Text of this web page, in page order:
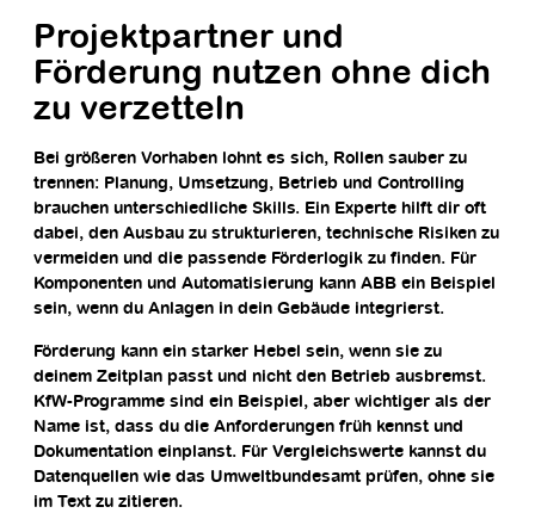
Projektpartner und
Förderung nutzen ohne dich
zu verzetteln
Bei größeren Vorhaben lohnt es sich, Rollen sauber zu
trennen: Planung, Umsetzung, Betrieb und Controlling
brauchen unterschiedliche Skills. Ein Experte hilft dir oft
dabei, den Ausbau zu strukturieren, technische Risiken zu
vermeiden und die passende Förderlogik zu finden. Für
Komponenten und Automatisierung kann ABB ein Beispiel
sein, wenn du Anlagen in dein Gebäude integrierst.
Förderung kann ein starker Hebel sein, wenn sie zu
deinem Zeitplan passt und nicht den Betrieb ausbremst.
KfW-Programme sind ein Beispiel, aber wichtiger als der
Name ist, dass du die Anforderungen früh kennst und
Dokumentation einplanst. Für Vergleichswerte kannst du
Datenquellen wie das Umweltbundesamt prüfen, ohne sie
im Text zu zitieren.